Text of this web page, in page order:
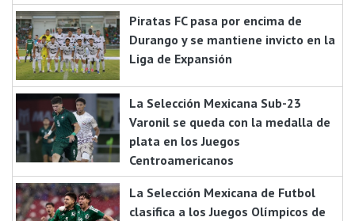
Piratas FC pasa por encima de
Durango y se mantiene invicto en la
Liga de Expansión
La Selección Mexicana Sub-23
Varonil se queda con la medalla de
plata en los Juegos
Centroamericanos
La Selección Mexicana de Futbol
clasifica a los Juegos Olímpicos de